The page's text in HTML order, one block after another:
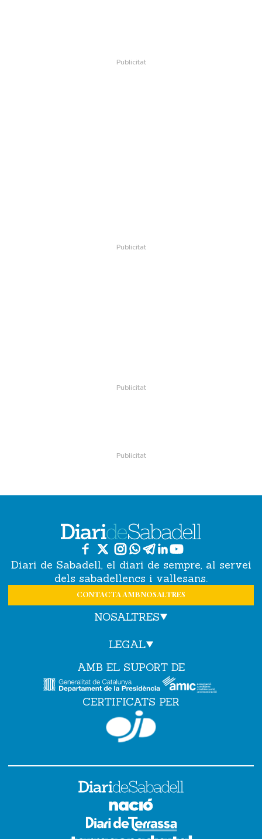
Diari de Sabadell, el diari de sempre, al servei
dels sabadellencs i vallesans.
CONTACTA AMB NOSALTRES
NOSALTRES
LEGAL
AMB EL SUPORT DE
CERTIFICATS PER